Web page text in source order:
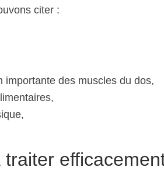
citer :
importante des muscles du dos,